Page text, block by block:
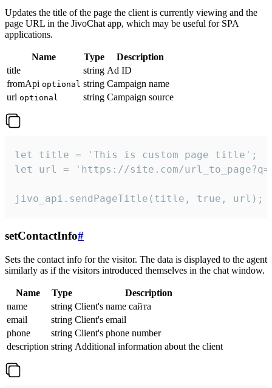
Updates the title of the page the client is currently viewing and the
page URL in the JivoChat app, which may be useful for SPA
applications.
Name Type
Description
title
string Ad ID
fromApi optional string Campaign name
url optional string Campaign source
let title = 'This is custom page title';
let url = 'https://site.com/
jivo_api.sendPageTitle(title, true, url);
setContactInfo#
Sets the contact info for the visitor. The data is displayed to the agent
similarly as if the visitors introduced themselves in the chat window.
Name Type
Description
name
string Client's name сайта
email
string Client's email
phone
string Client's phone number
description string Additional information about the client